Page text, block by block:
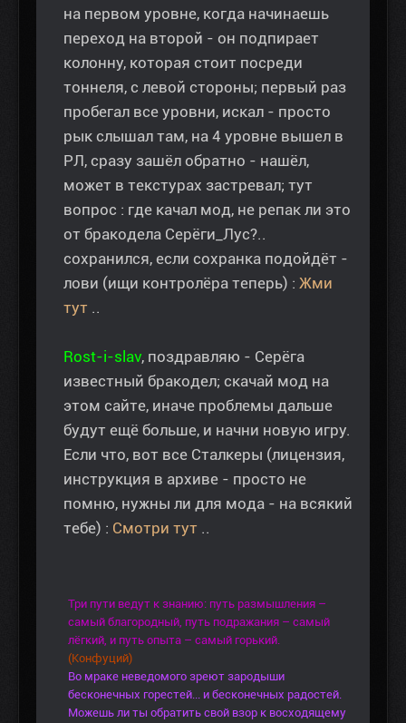
на первом уровне, когда начинаешь
переход на второй - он подпирает
колонну, которая стоит посреди
тоннеля, с левой стороны; первый раз
пробегал все уровни, искал - просто
рык слышал там, на 4 уровне вышел в
РЛ, сразу зашёл обратно - нашёл,
может в текстурах застревал; тут
вопрос : где качал мод, не репак ли это
от бракодела Серёги_Лус?..
сохранился, если сохранка подойдёт -
лови (ищи контролёра теперь) : Жми
тут ..
Rost-i-slav, поздравляю - Серёга
известный бракодел; скачай мод на
этом сайте, иначе проблемы дальше
будут ещё больше, и начни новую игру.
Если что, вот все Сталкеры (лицензия,
инструкция в архиве - просто не
помню, нужны ли для мода - на всякий
тебе) : Смотри тут ..
Три пути ведут к знанию: путь размышления –
самый благородный, путь подражания – самый
лёгкий, и путь опыта – самый горький.
(Конфуций)
Во мраке неведомого зреют зародыши
бесконечных горестей... и бесконечных радостей.
Можешь ли ты обратить свой взор к восходящему